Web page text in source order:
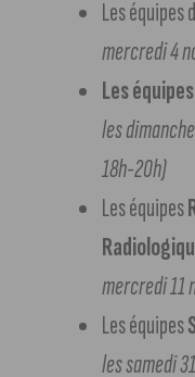
Les équipes
mercredi 4
Les
les
18h-20h)
Les équipes
mercredi 11
Les équipes
les samedi